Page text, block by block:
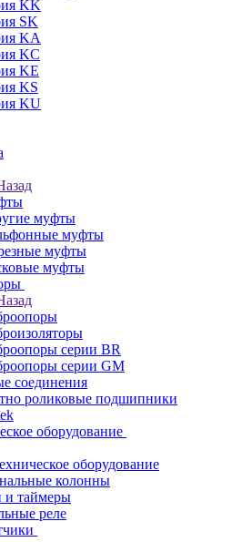
KK
SK
KA
KC
KE
KS
KU
муфты
муфты
муфты
муфты
серии BR
серии GM
соединения
роликовые подшипники
оборудование
оборудование
колонны
и таймеры
реле